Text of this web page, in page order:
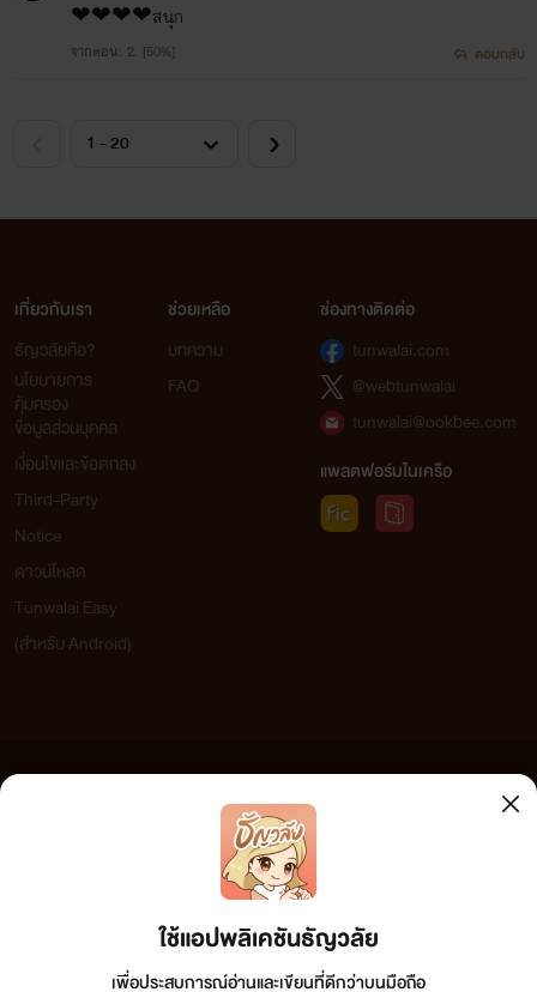
แต่มันกลับล้มไม่เป็นท่า
เวลาไม่ถึงหนึ่งวัน
และที่สำคัญ ผู้ชายคนนั้นคือเจ้านาย
ของเธอเอง
ครั้งที่สาม
กับผู้ชาย
ไม่มี 18+
❤❤❤❤สนุก
จากตอน: 2. [50%] ตอบกลับ
ใช้แอปพลิเคชันธัญวลัย
เพื่อประสบการณ์อ่านและเขียนที่ดีกว่าบนมือถือ
เกี่ยวกับเรา
ธัญวลัยคือ?
นโยบายการ
คุ้มครอง
ข้อมูลส่วนบุคคล
เงื่อนไขและข้อตกลง
Third-Party
Notice
ดาวน์โหลด
Tunwalai Easy
(สำหรับ Android)
ช่วยเหลือ
บทความ
FAQ
ช่องทางติดต่อ
tunwalai.com
@webtunwalai
tunwalai@ookbee.com
แพลตฟอร์มในเครือ
เว็บไซต์แห่งนี้ไม่ได้เห็นด้วยและไม่ขอรับผิดชอบต่อข้อความใดๆ ทั้งสิ้น ดังนั้นผู้อ่านทุกท่านโปรดใช้
วิจารณญาณในการกลั่นกรองด้วยตนเอง และหากท่านพบข้อความใดๆ ที่ขัดต่อกฎหมายและศีลธรรม
กรุณาแจ้งมาที่ tunwalai@ookbee.com เพื่อทีมงานจะได้ดำเนินการในทันที ทั้งนี้ ทางเว็บไซต์ขอสงวน
ลิขสิทธิ์ตามพระราชบัญญัติลิขสิทธิ์ (ฉบับเพิ่มเติม) พ.ศ.2558